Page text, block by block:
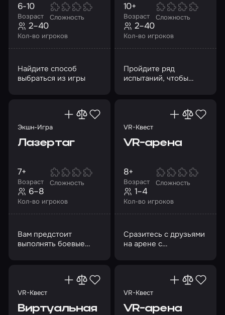
Возраст
6-10
Сложность
Кол-во игроков
2–40
Найдите способ
выбраться из игры
Возраст
10+
Сложность
Кол-во игроков
2–40
Пройдите ряд
испытаний, чтобы
Экшн-Игра
Лазертаг
Возраст
7+
Сложность
Кол-во игроков
6–8
Вам предстоит
выполнять боевые
мыслить тактически
VR-Квест
VR-арена
Возраст
8+
Сложность
Кол-во игроков
1–4
Сразитесь с друзьями
на арене с
лазертагу и пейнтболу
VR-Квест
Виртуальная
VR-Квест
VR-арена